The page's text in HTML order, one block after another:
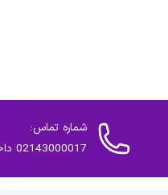
شماره تماس:
02143000017 داخلی 2